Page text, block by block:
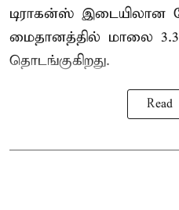
டிராகன்ஸ் இடையிலான
மைதானத்தில் மாலை
தொடங்குகிறது.
Read